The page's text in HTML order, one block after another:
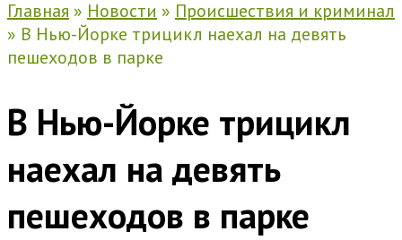
Главная » Новости » Происшествия и криминал
» В Нью-Йорке трицикл наехал на девять
пешеходов в парке
В Нью-Йорке трицикл
наехал на девять
пешеходов в парке